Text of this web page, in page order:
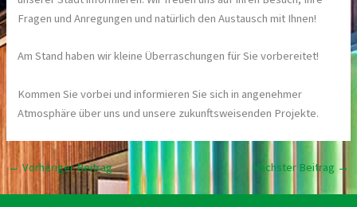
Fragen und Anregungen und natürlich den Austausch mit Ihnen!
Am Stand haben wir kleine Überraschungen für Sie vorbereitet!
Kommen Sie vorbei und informieren Sie sich in angenehmer
Atmosphäre über uns und unsere zukunftsweisenden Projekte.
←Vorheriger Beitrag Nächster Beitrag →